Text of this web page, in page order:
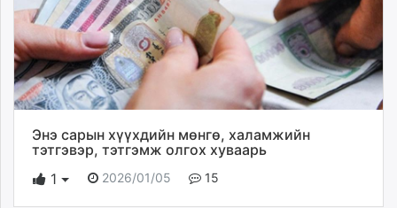
Энэ сарын хүүхдийн мөнгө, халамжийн
тэтгэвэр, тэтгэмж олгох хуваарь
1
2026/01/05 15